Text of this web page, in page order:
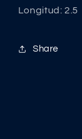
Longitud: 2.5
Share